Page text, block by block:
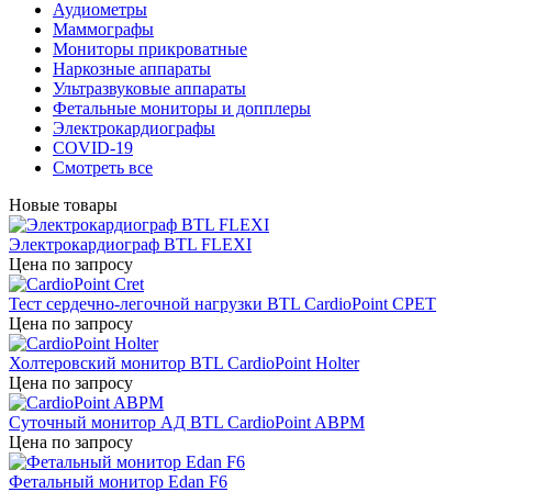
Аудиометры
Маммографы
Мониторы прикроватные
Наркозные аппараты
Ультразвуковые аппараты
Фетальные мониторы и допплеры
Электрокардиографы
COVID-19
Смотреть все
Новые товары
Электрокардиограф BTL FLEXI
Цена по запросу
Тест сердечно-легочной нагрузки BTL CardioPoint CPET
Цена по запросу
Холтеровский монитор BTL CardioPoint Holter
Цена по запросу
Суточный монитор АД BTL CardioPoint ABPM
Цена по запросу
Фетальный монитор Edan F6